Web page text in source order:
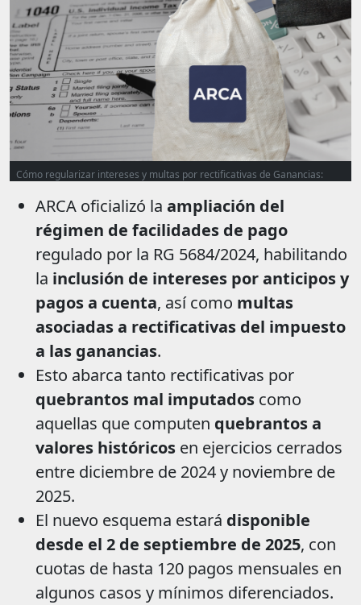
Cómo regularizar intereses y multas por rectificativas de Ganancias:
ARCA oficializó la ampliación del
régimen de facilidades de pago
regulado por la RG 5684/2024, habilitando
la inclusión de intereses por anticipos y
pagos a cuenta, así como multas
asociadas a rectificativas del impuesto
a las ganancias.
Esto abarca tanto rectificativas por
quebrantos mal imputados como
aquellas que computen quebrantos a
valores históricos en ejercicios cerrados
entre diciembre de 2024 y noviembre de
2025.
El nuevo esquema estará disponible
desde el 2 de septiembre de 2025, con
cuotas de hasta 120 pagos mensuales en
algunos casos y mínimos diferenciados.